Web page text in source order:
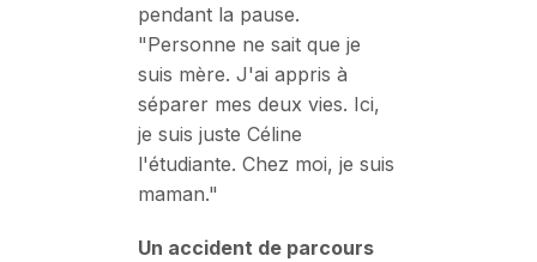
pendant la pause.
"Personne ne sait que je
suis mère. J'ai appris à
séparer mes deux vies. Ici,
je suis juste Céline
l'étudiante. Chez moi, je suis
maman."
Un accident de parcours